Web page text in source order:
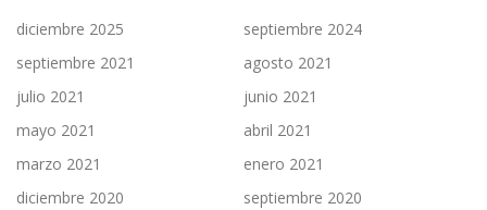
diciembre 2025
septiembre 2024
septiembre 2021
agosto 2021
julio 2021
junio 2021
mayo 2021
abril 2021
marzo 2021
enero 2021
diciembre 2020
septiembre 2020